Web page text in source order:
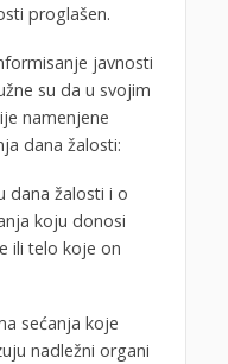
proglašen.
javnosti
su da u svojim
namenjene
dana žalosti:
dana žalosti i o
koju donosi
ili telo koje on
sećanja koje
nadležni organi